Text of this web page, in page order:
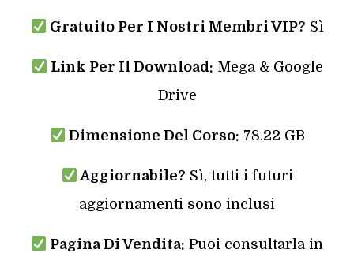
Gratuito Per I Nostri Membri VIP? Sì
Link Per Il Download: Mega & Google
Drive
Dimensione Del Corso: 78.22 GB
Aggiornabile? Sì, tutti i futuri
aggiornamenti sono inclusi
Pagina Di Vendita: Puoi consultarla in